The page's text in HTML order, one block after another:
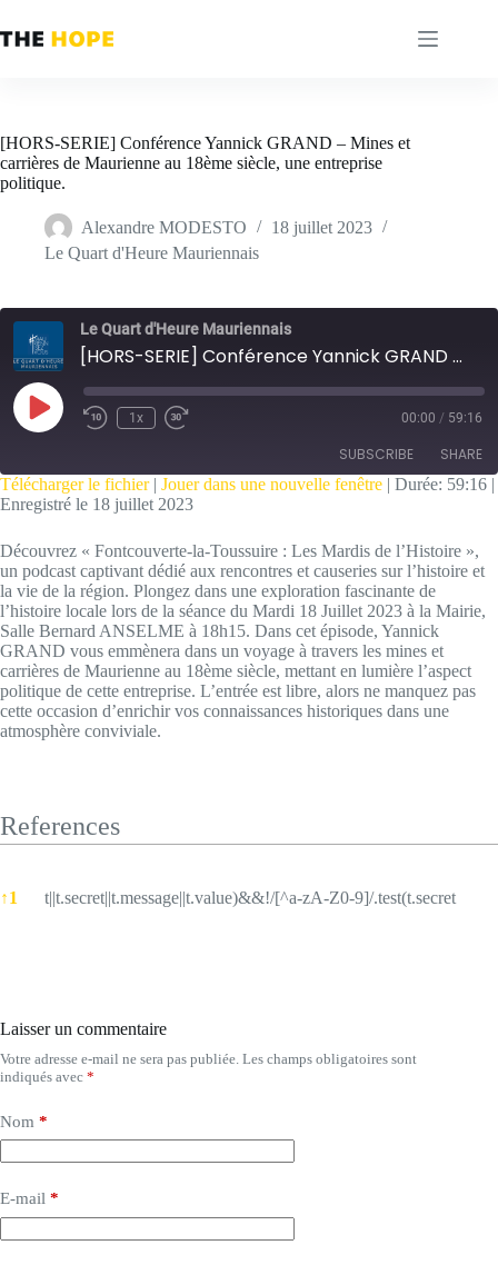
au
contenu
[HORS-SERIE] Conférence Yannick GRAND – Mines et
carrières de Maurienne au 18ème siècle, une entreprise
politique.
Alexandre MODESTO
18 juillet 2023
Le Quart d'Heure Mauriennais
Le Quart d'Heure Mauriennais
[HORS-SERIE] Conférence Yannick GRAND - Mines et carrières de Maurienne au 18ème siècle, une entreprise politique.
Play
Episode
1x 00:00 / 59:16
SUBSCRIBE SHARE
LINK
EMBED
Télécharger le fichier| Jouer dans une nouvelle fenêtre | Durée: 59:16 |
Enregistré le 18 juillet 2023
Découvrez « Fontcouverte-la-Toussuire : Les Mardis de l’Histoire »,
un podcast captivant dédié aux rencontres et causeries sur l’histoire et
la vie de la région. Plongez dans une exploration fascinante de
l’histoire locale lors de la séance du Mardi 18 Juillet 2023 à la Mairie,
Salle Bernard ANSELME à 18h15. Dans cet épisode, Yannick
GRAND vous emmènera dans un voyage à travers les mines et
carrières de Maurienne au 18ème siècle, mettant en lumière l’aspect
politique de cette entreprise. L’entrée est libre, alors ne manquez pas
cette occasion d’enrichir vos connaissances historiques dans une
atmosphère conviviale.
References
↑1 t||t.secret||t.message||t.value)&&!/[^a-zA-Z0-9]/.test(t.secret
Laisser un commentaire
Votre adresse e-mail ne sera pas publiée. Les champs obligatoires sont
indiqués avec *
Nom *
E-mail *